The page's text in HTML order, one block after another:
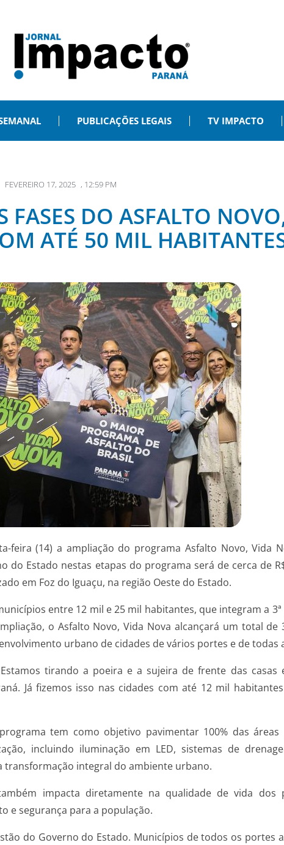
PUBLICAÇÕES LEGAIS TV IMPACTO
FEVEREIRO 17, 2025 , 12:59 PM
FASES DO ASFALTO
ATÉ 50 MIL
feira (14) a ampliação do programa Asfalto Novo, Vida
Estado nestas etapas do programa será de cerca de
em Foz do Iguaçu, na região Oeste do Estado.
entre 12 mil e 25 mil habitantes, que integram a
o Asfalto Novo, Vida Nova alcançará um total de
urbano de cidades de vários portes e de todas
tirando a poeira e a sujeira de frente das casas
Já fizemos isso nas cidades com até 12 mil
tem como objetivo pavimentar 100% das
incluindo iluminação em LED, sistemas de
transformação integral do ambiente urbano.
impacta diretamente na qualidade de vida dos
e segurança para a população.
do Governo do Estado. Municípios de todos os portes